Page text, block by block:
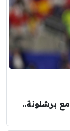
برشلونة..